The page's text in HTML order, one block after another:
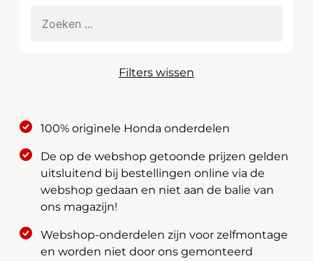
Filters wissen
100% originele Honda onderdelen
De op de webshop getoonde prijzen gelden
uitsluitend bij bestellingen online via de
webshop gedaan en niet aan de balie van
ons magazijn!
Webshop-onderdelen zijn voor zelfmontage
en worden niet door ons gemonteerd